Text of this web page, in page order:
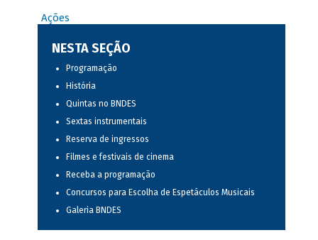
Ações
NESTA SEÇÃO
Programação
História
Quintas no BNDES
Sextas instrumentais
Reserva de ingressos
Filmes e festivais de cinema
Receba a programação
Concursos para Escolha de Espetáculos Musicais
Galeria BNDES